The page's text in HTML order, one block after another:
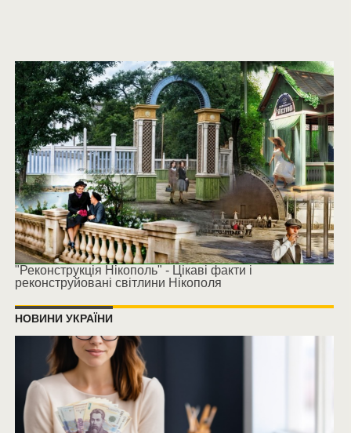
"Реконструкція Нікополь" - Цікаві факти і
реконструйовані світлини Нікополя
НОВИНИ УКРАЇНИ